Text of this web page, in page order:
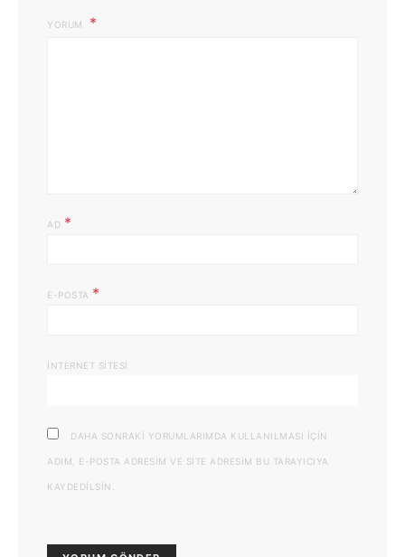
YORUM
AD *
E-POSTA *
İNTERNET SITESI
DAHA SONRAKI YORUMLARIMDA KULLANILMASI IÇIN
ADIM, E-POSTA ADRESIM VE SITE ADRESIM BU TARAYICIYA
KAYDEDILSIN.